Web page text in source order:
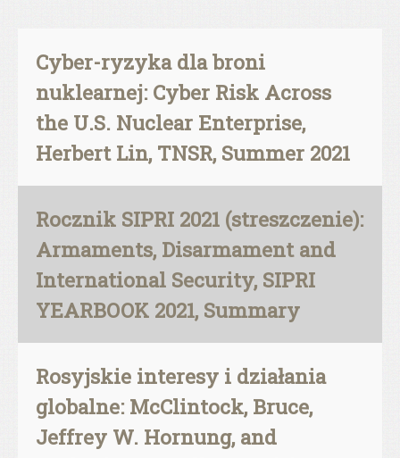
Cyber-ryzyka dla broni
nuklearnej: Cyber Risk Across
the U.S. Nuclear Enterprise,
Herbert Lin, TNSR, Summer 2021
Rocznik SIPRI 2021 (streszczenie):
Armaments, Disarmament and
International Security, SIPRI
YEARBOOK 2021, Summary
Rosyjskie interesy i działania
globalne: McClintock, Bruce,
Jeffrey W. Hornung, and